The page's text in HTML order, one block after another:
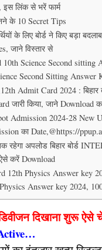
लिंक से भरें फार्म
के 10 Secret Tips
के लिए बोर्ड ने किए बड़ा
जाने विस्तार से
Science Second sitting
Second Sitting Answer
Admit Card 2024 : बिहार
जारी किया, जाने Download
Admission 2024-28 New
का Date,@https://
रहेगा अपलोड बिहार बोर्ड
करें Download
12th Physics Answer key
Answer key 2024,
दिखाना शुरू